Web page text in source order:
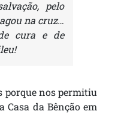
pelo
na cruz…
cura e de
nos permitiu
Casa da Bênção em